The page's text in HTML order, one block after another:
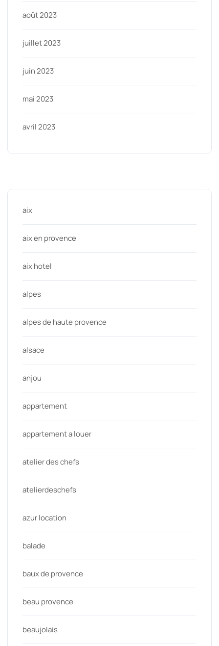
août 2023
juillet 2023
juin 2023
mai 2023
avril 2023
aix
aix en provence
aix hotel
alpes
alpes de haute provence
alsace
anjou
appartement
appartement a louer
atelier des chefs
atelierdeschefs
azur location
balade
baux de provence
beau provence
beaujolais